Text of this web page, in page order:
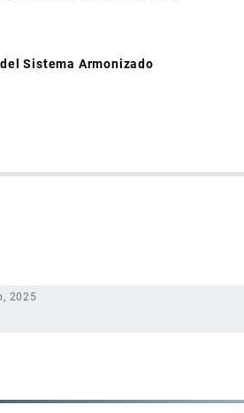
Sistema Armonizado
2025